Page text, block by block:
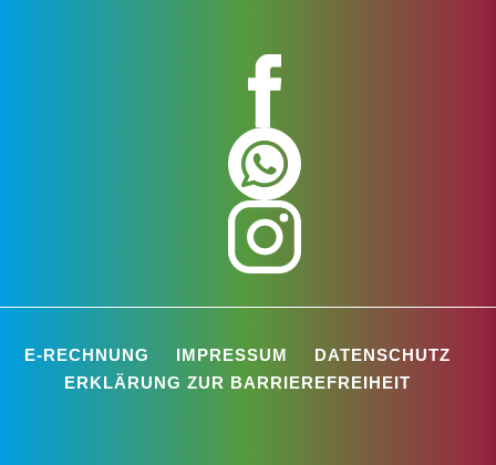
E-RECHNUNG IMPRESSUM
DATENSCHUTZ
ERKLÄRUNG ZUR BARRIEREFREIHEIT